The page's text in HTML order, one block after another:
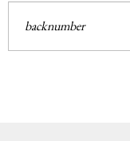
backnumber